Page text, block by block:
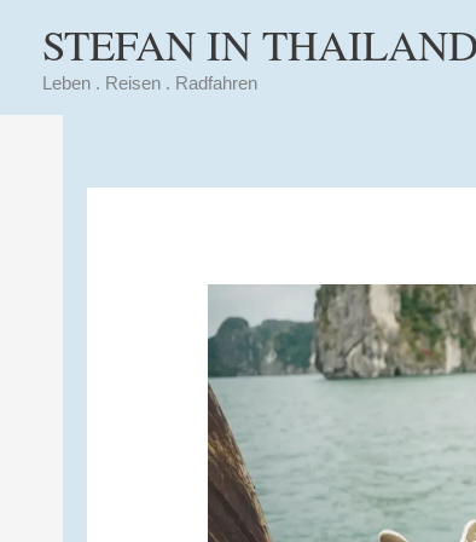
springen
STEFAN IN THAILAND
Leben . Reisen . Radfahren